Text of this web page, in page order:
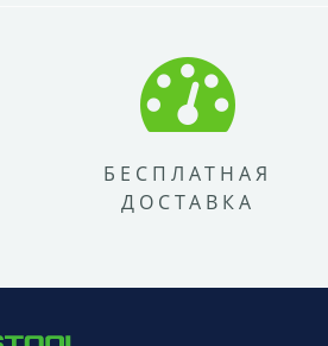
БЕСПЛАТНАЯ
ДОСТАВКА